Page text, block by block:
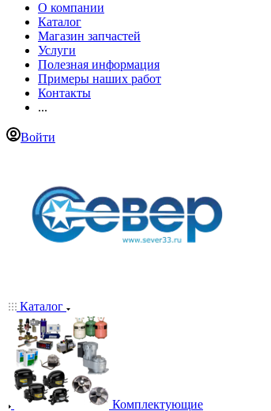
О компании
Каталог
Магазин запчастей
Услуги
Полезная информация
Примеры наших работ
Контакты
...
Войти
Каталог
Комплектующие